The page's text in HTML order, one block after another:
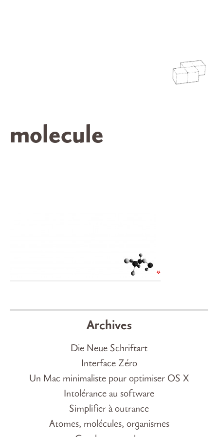
molecule
Archives
Die Neue Schriftart
Interface Zéro
Un Mac minimaliste pour optimiser OS X
Intolérance au software
Simplifier à outrance
Atomes, molécules, organismes